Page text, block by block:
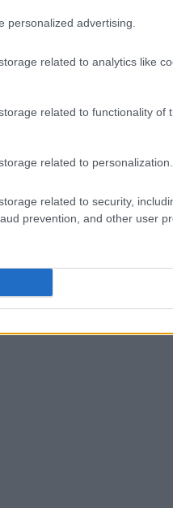
personalized advertising.
related to analytics like
related to functionality of
related to personalization.
related to security,
prevention, and other user
Tabanelli è
La combinazione di
per il
. Qui, Dorothea Wierer
si prepara per la sua
Vittozzi, reduce da un
le staffette, sia maschili